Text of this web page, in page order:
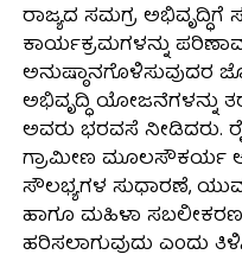
ರಾಜ್ಯದ ಸಮಗ್ರ ಅಭಿವೃದ್ಧಿಗೆ
ಕಾರ್ಯಕ್ರಮಗಳನ್ನು
ಅನುಷ್ಠಾನಗೊಳಿಸುವುದರ
ಅಭಿವೃದ್ಧಿ ಯೋಜನೆಗಳನ್ನು
ಅವರು ಭರವಸೆ ನೀಡಿದರು.
ಗ್ರಾಮೀಣ ಮೂಲಸೌಕರ್ಯ
ಸೌಲಭ್ಯಗಳ ಸುಧಾರಣೆ,
ಹಾಗೂ ಮಹಿಳಾ
ಹರಿಸಲಾಗುವುದು ಎಂದು